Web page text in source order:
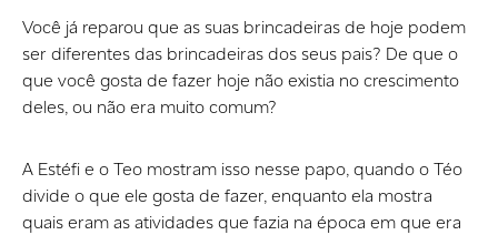
Você já reparou que as suas brincadeiras de hoje podem
ser diferentes das brincadeiras dos seus pais? De que o
que você gosta de fazer hoje não existia no crescimento
deles, ou não era muito comum?
A Estéfi e o Teo mostram isso nesse papo, quando o Téo
divide o que ele gosta de fazer, enquanto ela mostra
quais eram as atividades que fazia na época em que era